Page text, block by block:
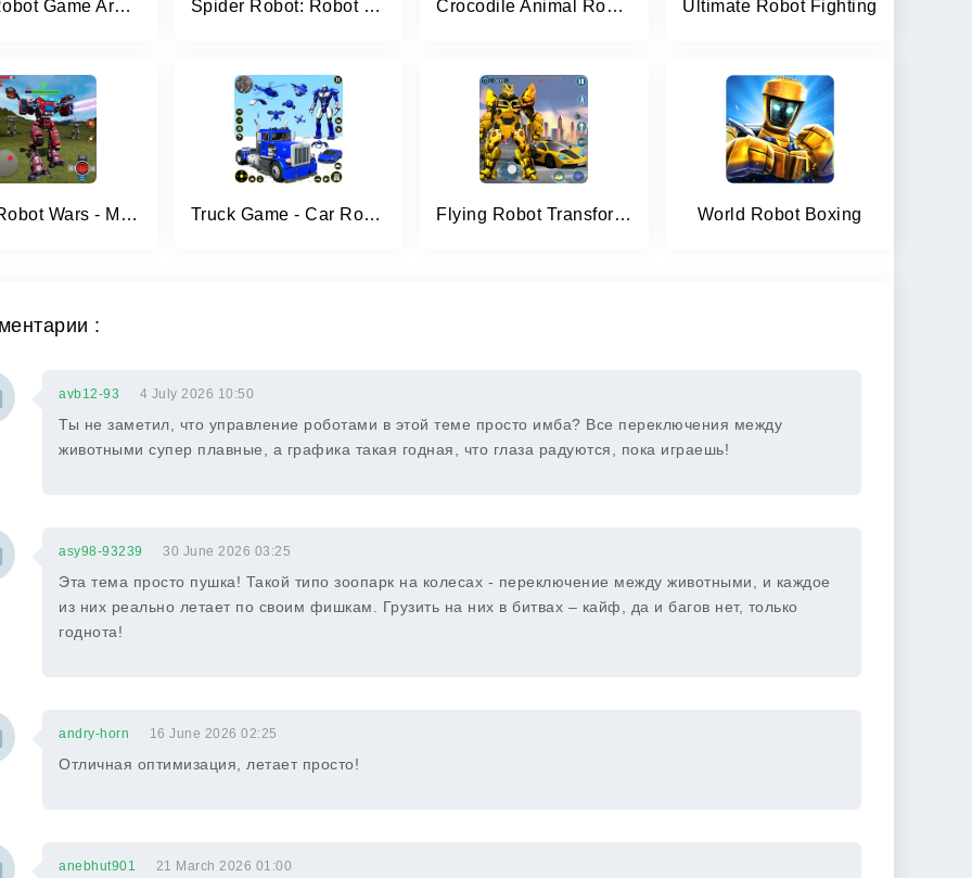
Tank Robot Game Army Games Spider Robot: Robot Car Games Crocodile Animal Robot Games Ultimate Robot Fighting
Mech Robot Wars - Multi Robot Truck Game - Car Robot Games Flying Robot Transforming Game World Robot Boxing
:
avb12-93 4 July 2026 10:50
Ты не заметил, что управление роботами в этой теме просто имба? Все переключения между
животными супер плавные, а графика такая годная, что глаза радуются, пока играешь!
asy98-93239 30 June 2026 03:25
Эта тема просто пушка! Такой типо зоопарк на колесах - переключение между животными, и каждое
из них реально летает по своим фишкам. Грузить на них в битвах – кайф, да и багов нет, только
годнота!
andry-horn 16 June 2026 02:25
Отличная оптимизация, летает просто!
anebhut901 21 March 2026 01:00